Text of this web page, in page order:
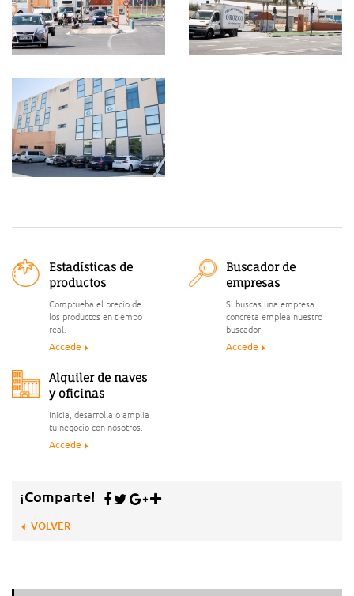
Estadísticas de
productos
Comprueba el precio de
los productos en tiempo
real.
Accede
Buscador de
empresas
Si buscas una empresa
concreta emplea nuestro
buscador.
Accede
Alquiler de naves
y oficinas
Inicia, desarrolla o amplia
tu negocio con nosotros.
Accede
¡Comparte!
VOLVER